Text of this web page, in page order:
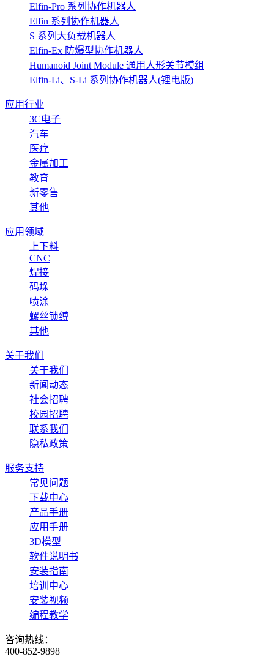
Elfin-Pro 系列协作机器人
Elfin 系列协作机器人
S 系列大负载机器人
Elfin-Ex 防爆型协作机器人
Humanoid Joint Module 通用人形关节模组
Elfin-Li、S-Li 系列协作机器人(锂电版)
应用行业
3C电子
汽车
医疗
金属加工
教育
新零售
其他
应用领域
上下料
CNC
焊接
码垛
喷涂
螺丝锁缚
其他
关于我们
关于我们
新闻动态
社会招聘
校园招聘
联系我们
隐私政策
服务支持
常见问题
下载中心
产品手册
应用手册
3D模型
软件说明书
安装指南
培训中心
安装视频
编程教学
咨询热线：
400-852-9898